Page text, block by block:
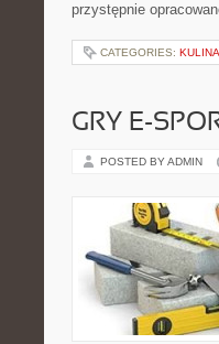
przystępnie
CATEGORIES:
GRY E-
POSTED BY ADMIN